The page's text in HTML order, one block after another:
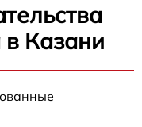
в Казани